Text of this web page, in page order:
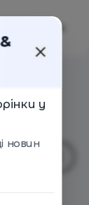
у
новин